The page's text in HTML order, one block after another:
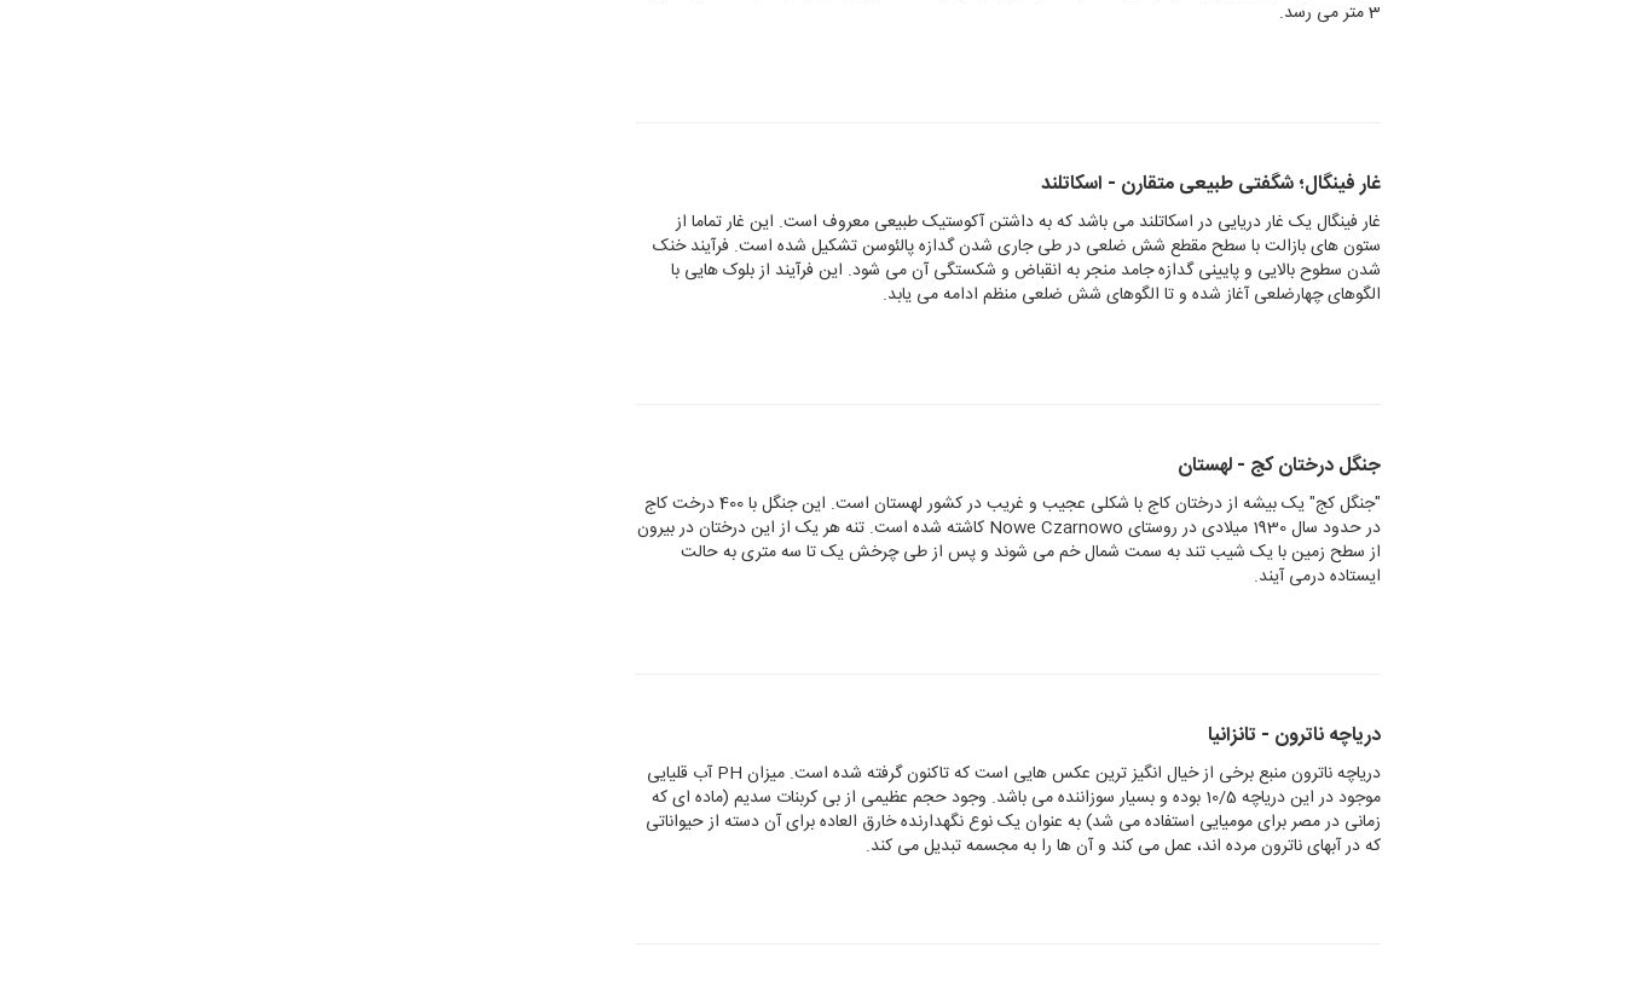
3 متر می رسد.
غار فینگال؛ شگفتی طبیعی متقارن - اسکاتلند
غار فینگال یک غار دریایی در اسکاتلند می باشد که به داشتن آکوستیک طبیعی معروف است. این غار تماما از
ستون های بازالت با سطح مقطع شش ضلعی در طی جاری شدن گدازه پالئوسن تشکیل شده است. فرآیند خنک
شدن سطوح بالایی و پایینی گدازه جامد منجر به انقباض و شکستگی آن می شود. این فرآیند از بلوک هایی با
الگوهای چهارضلعی آغاز شده و تا الگوهای شش ضلعی منظم ادامه می یابد.
جنگل درختان کج - لهستان
"جنگل کج" یک بیشه از درختان کاج با شکلی عجیب و غریب در کشور لهستان است. این جنگل با 400 درخت کاج
در حدود سال 1930 میلادی در روستای Nowe Czarnowo کاشته شده است. تنه هر یک از این درختان در بیرون
از سطح زمین با یک شیب تند به سمت شمال خم می شوند و پس از طی چرخش یک تا سه متری به حالت
ایستاده درمی آیند.
دریاچه ناترون - تانزانیا
دریاچه ناترون منبع برخی از خیال انگیز ترین عکس هایی است که تاکنون گرفته شده است. میزان PH آب قلیایی
موجود در این دریاچه 10/5 بوده و بسیار سوزاننده می باشد. وجود حجم عظیمی از بی کربنات سدیم (ماده ای که
زمانی در مصر برای مومیایی استفاده می شد) به عنوان یک نوع نگهدارنده خارق العاده برای آن دسته از حیواناتی
که در آبهای ناترون مرده اند، عمل می کند و آن ها را به مجسمه تبدیل می کند.